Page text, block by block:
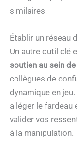
similaires.
Établir un réseau
Un autre outil clé
soutien au sein de
collègues de
dynamique en
alléger le fardeau
valider vos
à la manipulation.